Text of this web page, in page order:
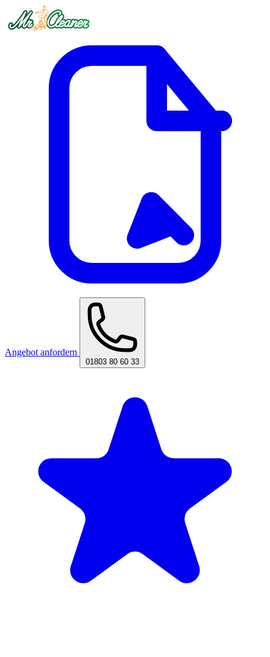
Angebot anfordern
01803 80 60 33